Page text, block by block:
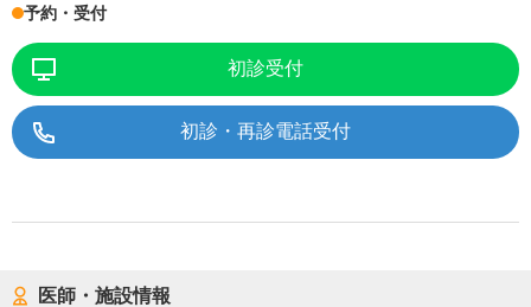
予約・受付
初診受付
初診・再診電話受付
医師・施設情報